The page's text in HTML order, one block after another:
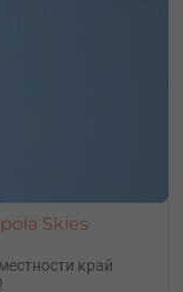
Skies
край